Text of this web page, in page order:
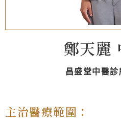
鄭天麗
昌盛堂中醫
主治醫療範圍：